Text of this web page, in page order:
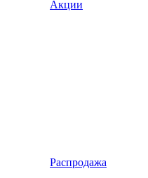
Акции
Распродажа